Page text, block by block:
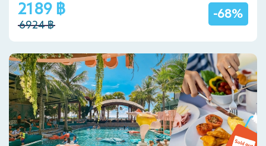
-68%
2189 ฿
6924 ฿